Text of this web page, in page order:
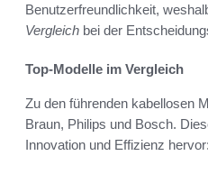
Benutzerfreundlichkeit,
Vergleich bei der
Top-Modelle im Vergleich
Zu den führenden kabellosen
Braun, Philips und Bosch.
Innovation und Effizienz hervor: